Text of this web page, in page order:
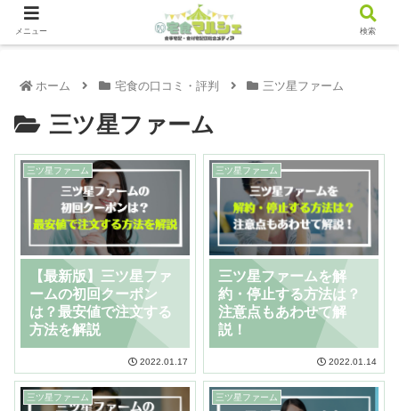
ホーム 宅食の口コミ・評判 三ツ星ファーム
三ツ星ファーム
三ツ星ファーム
【最新版】三ツ星ファ
ームの初回クーポン
は？最安値で注文する
方法を解説
2022.01.17
三ツ星ファーム
三ツ星ファームを解
約・停止する方法は？
注意点もあわせて解
説！
2022.01.14
三ツ星ファーム 三ツ星ファーム
メニュー 検索